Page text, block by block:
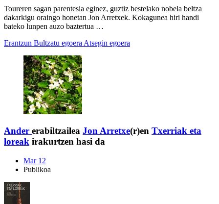
Toureren sagan parentesia eginez, guztiz bestelako nobela beltza
dakarkigu oraingo honetan Jon Arretxek. Kokagunea hiri handi
bateko lunpen auzo baztertua …
Erantzun Bultzatu egoera Atsegin egoera
Ander erabiltzailea Jon Arretxe(r)en Txerriak eta
loreak irakurtzen hasi da
Mar 12
Publikoa